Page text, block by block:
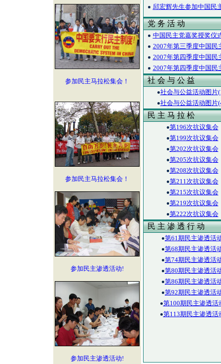
参加民主马拉松集会！
参加民主马拉松集会！
参加民主渗透活动!
参加民主渗透活动!
邱宏辉先生参加中国民
党 务 活 动
中国民主党嘉奖授奖仪
2007年第三季度中国民
2007年第四季度中国民
2007年第四季度中国民
社 会 与 公 益
社会与公益活动图片
社会与公益活动图片
民 主 马 拉 松
第196次抗议集会
第199次抗议集会
第202次抗议集会
第205次抗议集会
第208次抗议集会
第211次抗议集会
第215次抗议集会
第219次抗议集会
第222次抗议集会
民 主 渗 透 行 动
第61期民主渗透活
第68期民主渗透活
第74期民主渗透活
第80期民主渗透活
第86期民主渗透活
第92期民主渗透活
第100期民主渗透活
第113期民主渗透活